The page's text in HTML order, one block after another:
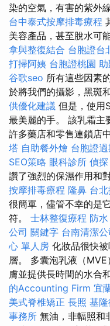
染的空氣，有害的紫外
台中泰式按摩排毒療程
美容產品，甚至脫水可
拿與整復結合 台胞證台
打掃阿姨 台胞證桃園
谷歌seo 所有這些因素
於將我們的攝影，黑斑
供優化建議 但是，使用
最美麗的手。 該乳霜主
許多藥店和零售連鎖店
塔 自助餐外燴 台胞證過
SEO策略 眼科診所 偵探
讚了強烈的保濕作用和
按摩排毒療程 隆鼻 台
很簡單，儘管不幸的是
符。 士林整復療程 防
公司 關鍵字 台南清潔公
心 單人房 化妝品很快
層。 多囊泡乳液（
膚並提供長時間的水合
的Accounting Firm 宜
美式脊椎矯正 長照 基
事務所 無油，非輻照和